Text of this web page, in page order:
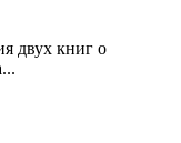
двух книг о